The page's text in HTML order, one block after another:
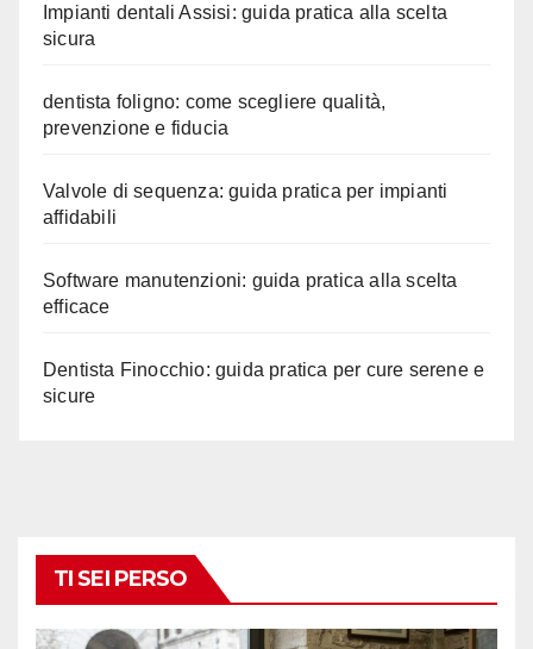
Impianti dentali Assisi: guida pratica alla scelta
sicura
dentista foligno: come scegliere qualità,
prevenzione e fiducia
Valvole di sequenza: guida pratica per impianti
affidabili
Software manutenzioni: guida pratica alla scelta
efficace
Dentista Finocchio: guida pratica per cure serene e
sicure
TI SEI PERSO